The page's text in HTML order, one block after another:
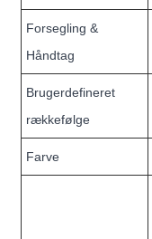
Forsegling &
Håndtag
Brugerdefineret
rækkefølge
Farve